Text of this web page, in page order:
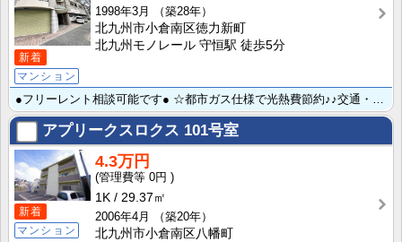
新着
マンション
1998年3月
（築28年）
北九州市小倉南区徳力新町
北九州モノレール 守恒駅 徒歩5分
アプリークスロクス 101号室
新着
マンション
4.3万円
0円
1K
29.37㎡
2006年4月
（築20年）
北九州市小倉南区八幡町